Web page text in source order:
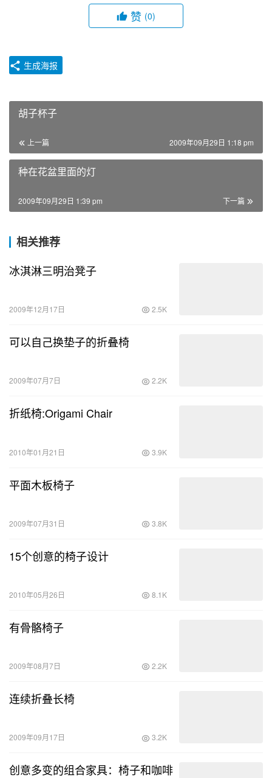
赞 (0)
生成海报
胡子杯子
上一篇 2009年09月29日 1:18 pm
种在花盆里面的灯
下一篇
2009年09月29日 1:39 pm
相关推荐
冰淇淋三明治凳子
2009年12月17日 2.5K
可以自己换垫子的折叠椅
2009年07月7日 2.2K
折纸椅:Origami Chair
2010年01月21日 3.9K
平面木板椅子
2009年07月31日 3.8K
15个创意的椅子设计
2010年05月26日 8.1K
有骨骼椅子
2009年08月7日 2.2K
连续折叠长椅
2009年09月17日 3.2K
创意多变的组合家具：椅子和咖啡